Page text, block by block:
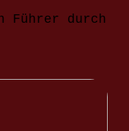
Führer durch